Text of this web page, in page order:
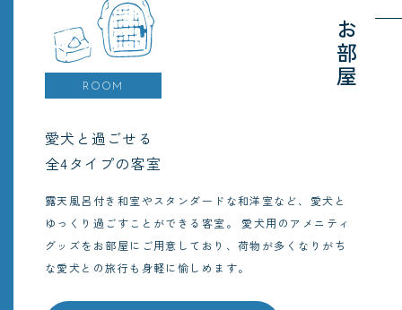
ROOM お部屋
愛犬と過ごせる
全4タイプの客室
露天風呂付き和室やスタンダードな和洋室など、愛犬と
ゆっくり過ごすことができる客室。
愛犬用のアメニティ
グッズをお部屋にご用意しており、荷物が多くなりがち
な愛犬との旅行も身軽に愉しめます。